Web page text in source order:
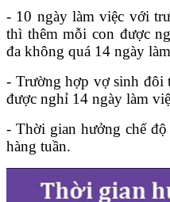
- 10 ngày làm việc với
thì thêm mỗi con được
đa không quá 14 ngày
- Trường hợp vợ sinh đôi
được nghỉ 14 ngày làm
- Thời gian hưởng chế
hàng tuần.